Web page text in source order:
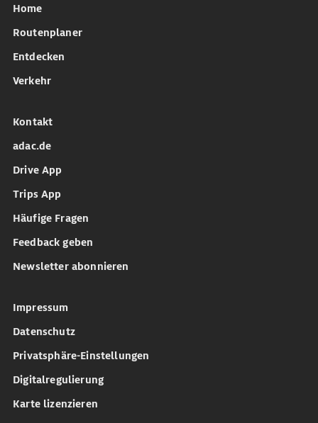
Home
Routenplaner
Entdecken
Verkehr
Kontakt
adac.de
Drive App
Trips App
Häufige Fragen
Feedback geben
Newsletter abonnieren
Impressum
Datenschutz
Privatsphäre-Einstellungen
Digitalregulierung
Karte lizenzieren